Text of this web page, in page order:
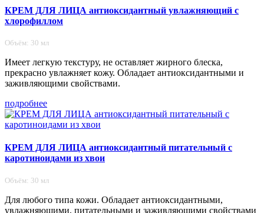
КРЕМ ДЛЯ ЛИЦА антиоксидантный увлажняющий с
хлорофиллом
Объём: 30 мл
Имеет легкую текстуру, не оставляет жирного блеска,
прекрасно увлажняет кожу. Обладает антиоксидантными и
заживляющими свойствами.
подробнее
КРЕМ ДЛЯ ЛИЦА антиоксидантный питательный с
каротиноидами из хвои
Объём: 30 мл
Для любого типа кожи. Обладает антиоксидантными,
увлажняющими, питательными и заживляющими свойствами